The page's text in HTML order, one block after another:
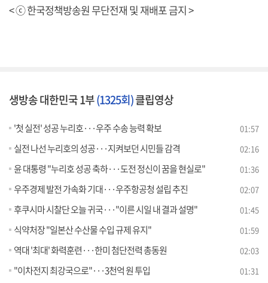
< ⓒ 한국정책방송원 무단전재 및 재배포 금지 >
생방송 대한민국 1부(1325회)클립영상
'첫 실전' 성공 누리호···우주 수송 능력 확보 01:57
실전 나선 누리호의 성공···지켜보던 시민들 감격 02:16
윤 대통령 "누리호 성공 축하···도전 정신이 꿈을 현실로" 01:36
우주경제 발전 가속화 기대···우주항공청 설립 추진 02:07
후쿠시마 시찰단 오늘 귀국···"이른 시일 내 결과 설명" 01:45
식약처장 "일본산 수산물 수입 규제 유지" 01:59
역대 '최대' 화력훈련···한미 첨단전력 총동원 02:03
"이차전지 최강국으로"···3천억 원 투입 01:31